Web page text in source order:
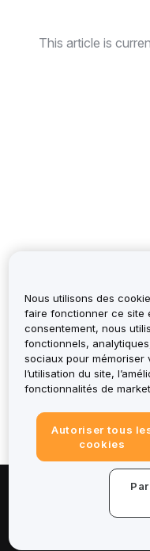
This article is
Cela
Nous utilisons des
faire fonctionner ce site
consentement, nous
fonctionnels,
sociaux pour mémoriser
l’utilisation du site,
fonctionnalités de
Autoriser tous
cookies